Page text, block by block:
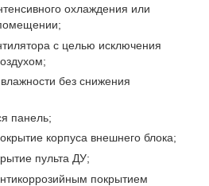
охлаждения или
с целью исключения
без снижения
панель;
корпуса внешнего блока;
пульта ДУ;
покрытием